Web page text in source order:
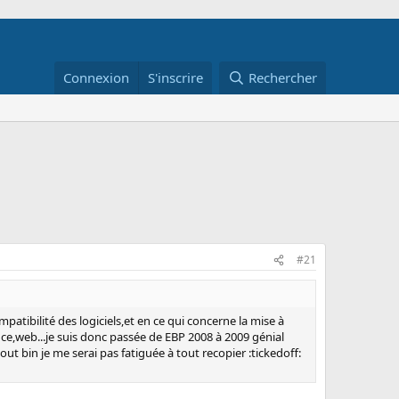
Connexion S'inscrire Rechercher
#21
des logiciels,et en ce qui concerne la mise à
suis donc passée de EBP 2008 à 2009 génial
bin je me serai pas fatiguée à tout recopier :tickedoff: